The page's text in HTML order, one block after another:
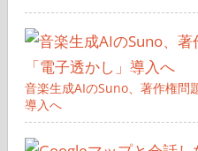
音楽生成AIのSuno、著作権問
導入へ